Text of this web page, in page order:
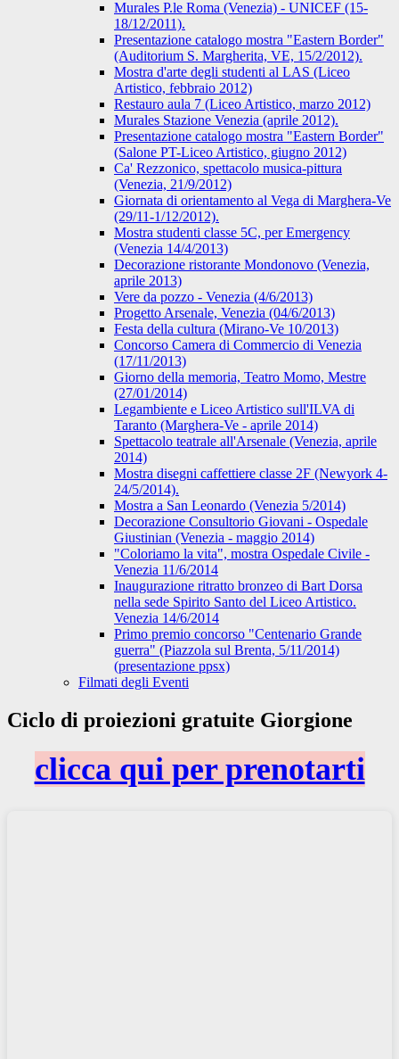
Murales P.le Roma (Venezia) - UNICEF (15-
18/12/2011).
Presentazione catalogo mostra "Eastern Border"
(Auditorium S. Margherita, VE, 15/2/2012).
Mostra d'arte degli studenti al LAS (Liceo
Artistico, febbraio 2012)
Restauro aula 7 (Liceo Artistico, marzo 2012)
Murales Stazione Venezia (aprile 2012).
Presentazione catalogo mostra "Eastern Border"
(Salone PT-Liceo Artistico, giugno 2012)
Ca' Rezzonico, spettacolo musica-pittura
(Venezia, 21/9/2012)
Giornata di orientamento al Vega di Marghera-Ve
(29/11-1/12/2012).
Mostra studenti classe 5C, per Emergency
(Venezia 14/4/2013)
Decorazione ristorante Mondonovo (Venezia,
aprile 2013)
Vere da pozzo - Venezia (4/6/2013)
Progetto Arsenale, Venezia (04/6/2013)
Festa della cultura (Mirano-Ve 10/2013)
Concorso Camera di Commercio di Venezia
(17/11/2013)
Giorno della memoria, Teatro Momo, Mestre
(27/01/2014)
Legambiente e Liceo Artistico sull'ILVA di
Taranto (Marghera-Ve - aprile 2014)
Spettacolo teatrale all'Arsenale (Venezia, aprile
2014)
Mostra disegni caffettiere classe 2F (Newyork 4-
24/5/2014).
Mostra a San Leonardo (Venezia 5/2014)
Decorazione Consultorio Giovani - Ospedale
Giustinian (Venezia - maggio 2014)
"Coloriamo la vita", mostra Ospedale Civile -
Venezia 11/6/2014
Inaugurazione ritratto bronzeo di Bart Dorsa
nella sede Spirito Santo del Liceo Artistico.
Venezia 14/6/2014
Primo premio concorso "Centenario Grande
guerra" (Piazzola sul Brenta, 5/11/2014)
(presentazione ppsx)
Filmati degli Eventi
Ciclo di proiezioni gratuite Giorgione
clicca qui per prenotarti